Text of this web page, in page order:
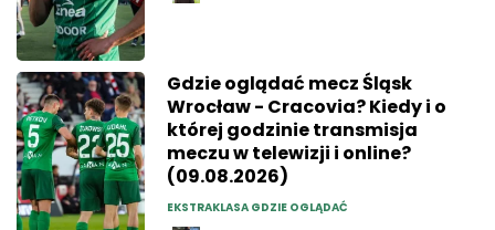
Gdzie oglądać mecz Śląsk
Wrocław - Cracovia? Kiedy i o
której godzinie transmisja
meczu w telewizji i online?
(09.08.2026)
EKSTRAKLASA GDZIE OGLĄDAĆ